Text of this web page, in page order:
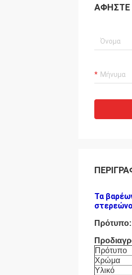
Τα
Πρότυπο:
Πρότυπο
Χρώμα
Υλικό